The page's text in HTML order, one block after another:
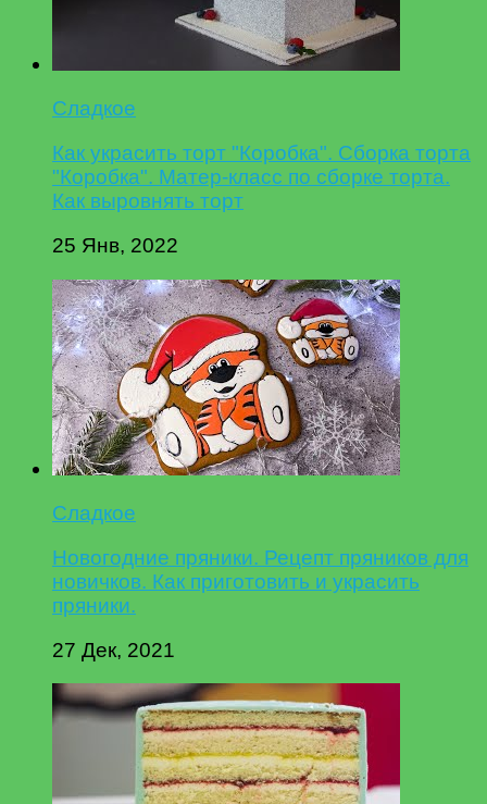
Сладкое
Как украсить торт "Коробка". Сборка торта
"Коробка". Матер-класс по сборке торта.
Как выровнять торт
25 Янв, 2022
Сладкое
Новогодние пряники. Рецепт пряников для
новичков. Как приготовить и украсить
пряники.
27 Дек, 2021